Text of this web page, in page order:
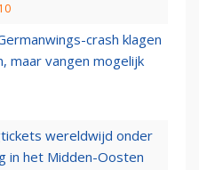
crash klagen
maar vangen mogelijk
wereldwijd onder
in het Midden-Oosten